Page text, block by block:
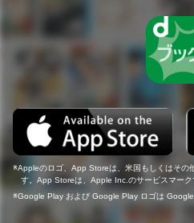
Appleのロゴ、App Storeは、米国もしくはその
す。App Storeは、Apple Inc.のサービスマーク
Google Play および Google Play ロゴは Google